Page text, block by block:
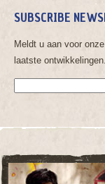
SUBSCRIBE
Meldt u aan voor
laatste ontwikkelingen.